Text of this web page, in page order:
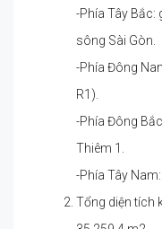
-Phía Tây Bắc:
sông Sài Gòn.
-Phía Đông
R1).
-Phía Đông
Thiêm 1.
-Phía Tây
Tổng diện tích